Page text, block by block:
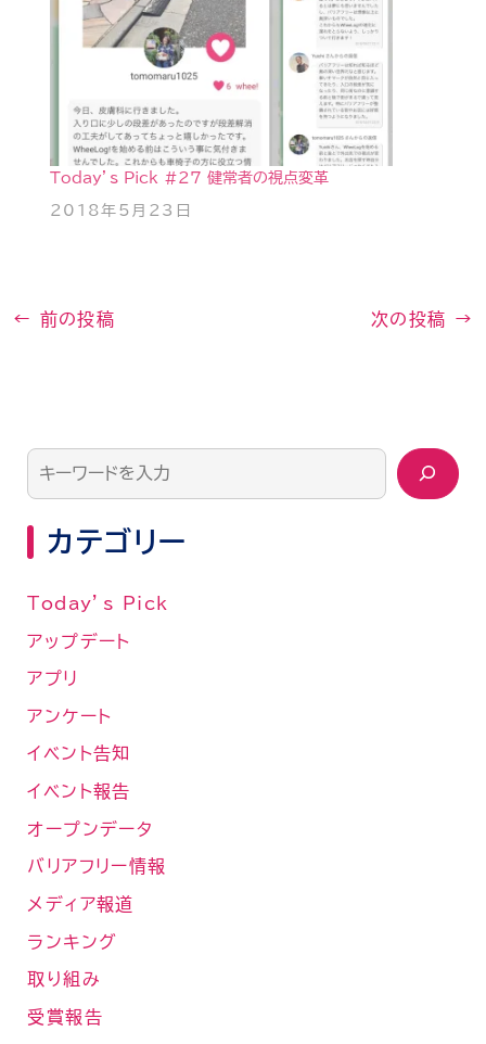
Today’s Pick #27 健常者の視点変革
2018年5月23日
← 前の投稿 次の投稿 →
カテゴリー
Today’s Pick
アップデート
アプリ
アンケート
イベント告知
イベント報告
オープンデータ
バリアフリー情報
メディア報道
ランキング
取り組み
受賞報告